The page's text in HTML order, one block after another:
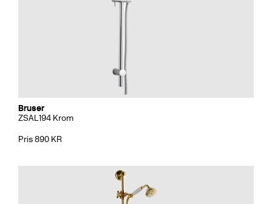
Bruser
ZSAL194 Krom
Pris 890 KR